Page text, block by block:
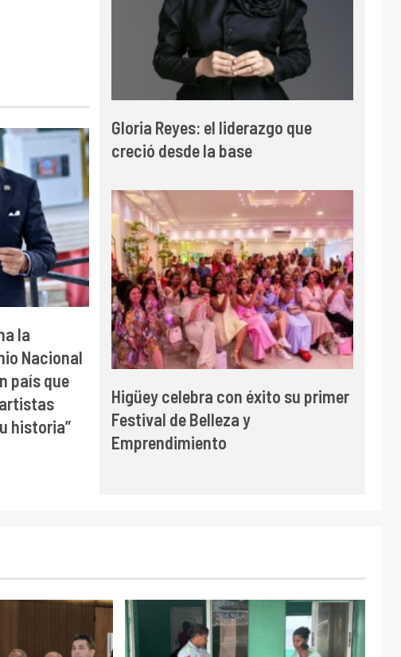
la
Nacional
país que
historia”
Gloria Reyes: el liderazgo que
creció desde la base
Higüey celebra con éxito su primer
Festival de Belleza y
Emprendimiento